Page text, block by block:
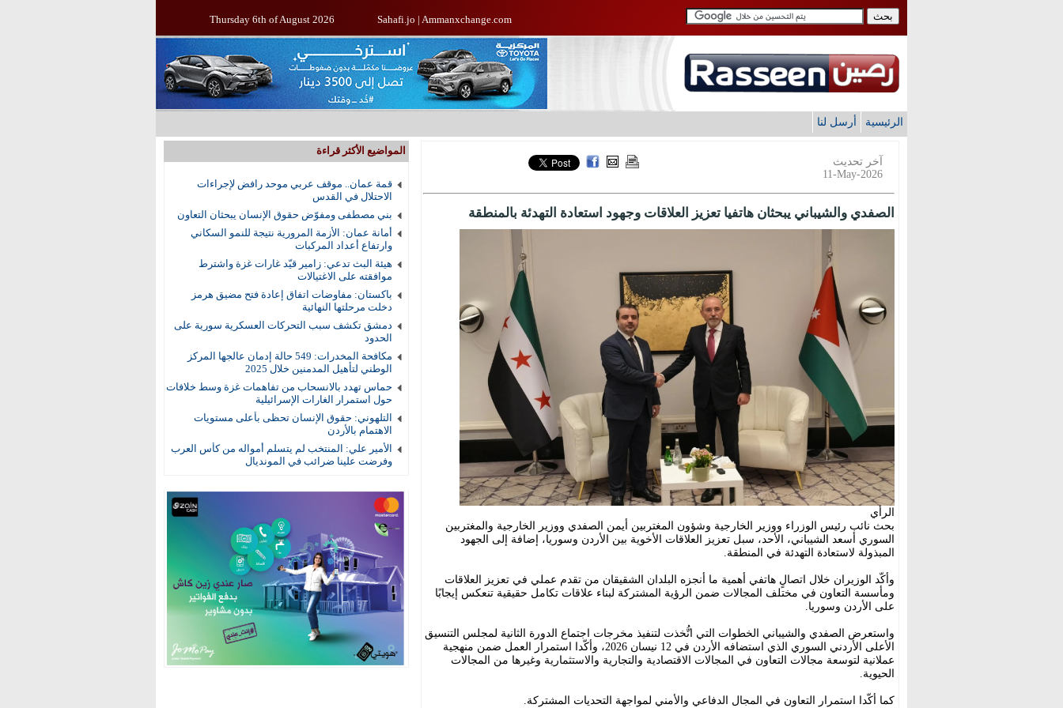
Thursday 6th of August 2026 Sahafi.jo | Ammanxchange.com
الرئيسية أرسل لنا
المواضيع الأكثر قراءة
قمة عمان.. موقف عربي موحد رافض لإجراءات
الاحتلال في القدس
بني مصطفى ومفوّض حقوق الإنسان يبحثان التعاون
أمانة عمان: الأزمة المرورية نتيجة للنمو السكاني
وارتفاع أعداد المركبات
هيئة البث تدعي: زامير قيّد غارات غزة واشترط
موافقته على الاغتيالات
باكستان: مفاوضات اتفاق إعادة فتح مضيق هرمز
دخلت مرحلتها النهائية
دمشق تكشف سبب التحركات العسكرية سورية على
الحدود
مكافحة المخدرات: 549 حالة إدمان عالجها المركز
الوطني لتأهيل المدمنين خلال 2025
حماس تهدد بالانسحاب من تفاهمات غزة وسط خلافات
حول استمرار الغارات الإسرائيلية
التلهوني: حقوق الإنسان تحظى بأعلى مستويات
الاهتمام بالأردن
الأمير علي: المنتخب لم يتسلم أمواله من كأس العرب
وفرضت علينا ضرائب في المونديال
آخر تحديث
11-May-2026
الصفدي والشيباني يبحثان هاتفيا تعزيز العلاقات وجهود استعادة التهدئة بالمنطقة
الرأي
بحث نائب رئيس الوزراء ووزير الخارجية وشؤون المغتربين أيمن الصفدي ووزير الخارجية والمغتربين
السوري أسعد الشيباني، الأحد، سبل تعزيز العلاقات الأخوية بين الأردن وسوريا، إضافة إلى الجهود
المبذولة لاستعادة التهدئة في المنطقة.
وأكّد الوزيران خلال اتصالٍ هاتفي أهمية ما أنجزه البلدان الشقيقان من تقدم عملي في تعزيز العلاقات
ومأسسة التعاون في مختلف المجالات ضمن الرؤية المشتركة لبناء علاقات تكامل حقيقية تنعكس إيجابًا
على الأردن وسوريا.
واستعرض الصفدي والشيباني الخطوات التي اتُّخذت لتنفيذ مخرجات اجتماع الدورة الثانية لمجلس التنسيق
الأعلى الأردني السوري الذي استضافه الأردن في 12 نيسان 2026، وأكّدا استمرار العمل ضمن منهجية
عملانية لتوسعة مجالات التعاون في المجالات الاقتصادية والتجارية والاستثمارية وغيرها من المجالات
الحيوية.
كما أكّدا استمرار التعاون في المجال الدفاعي والأمني لمواجهة التحديات المشتركة.